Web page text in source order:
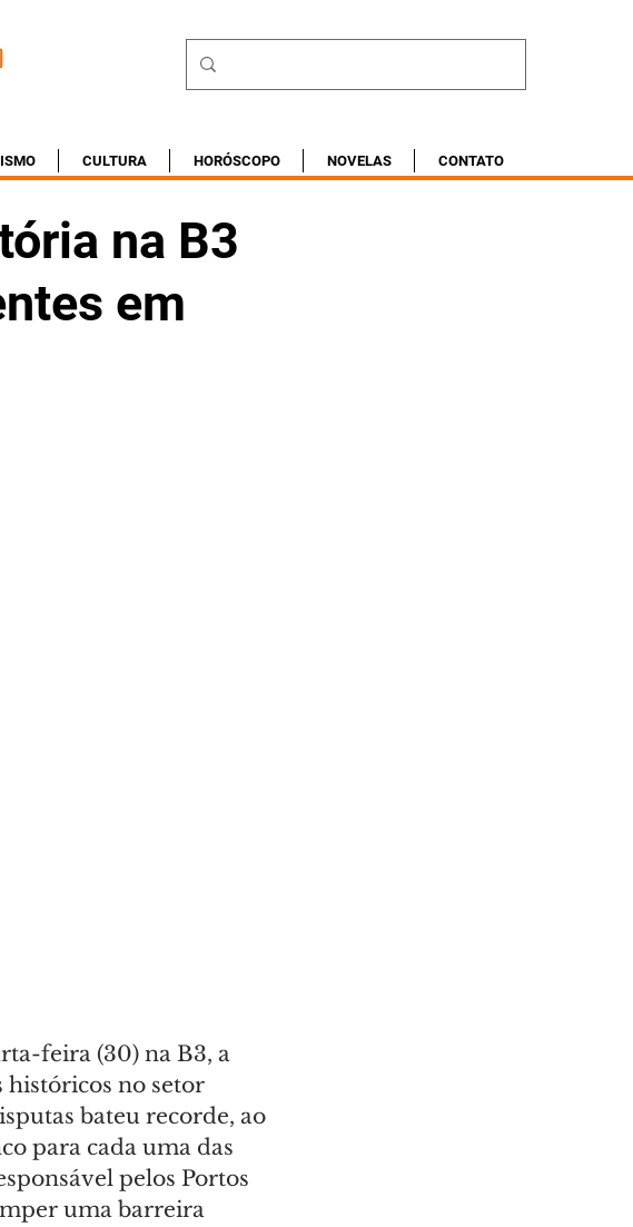
CULTURA HORÓSCOPO NOVELAS CONTATO
na B3
em
feira (30) na B3, a
históricos no setor
bateu recorde, ao
para cada uma das
pelos Portos
uma barreira